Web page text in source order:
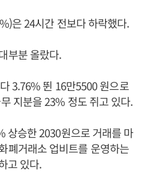
은 24시간 전보다 하락했다.
부분 올랐다.
3.76% 뛴 16만5500 원으로
지분을 23% 정도 쥐고 있다.
상승한 2030원으로 거래를 마
폐거래소 업비트를 운영하는
고 있다.